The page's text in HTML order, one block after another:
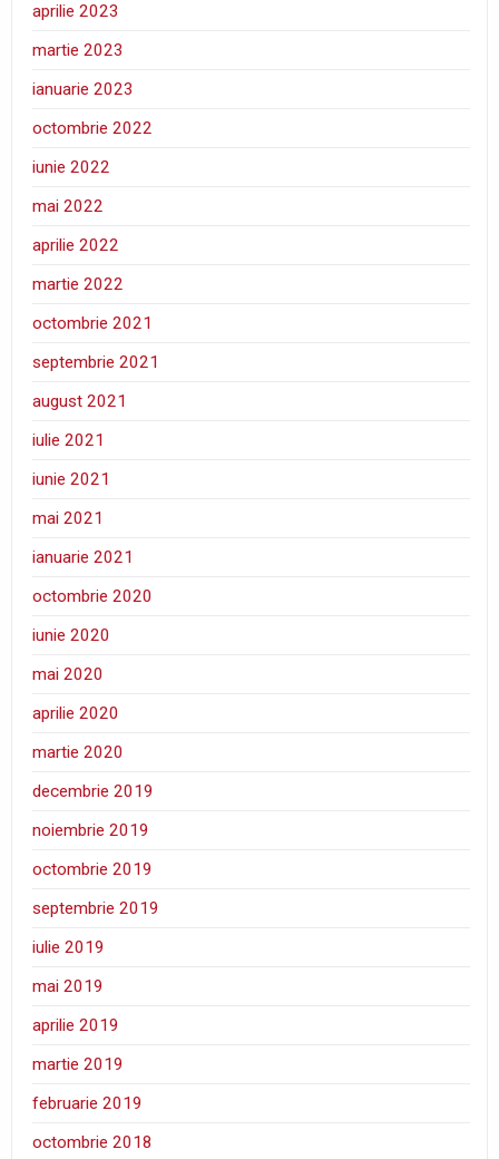
aprilie 2023
martie 2023
ianuarie 2023
octombrie 2022
iunie 2022
mai 2022
aprilie 2022
martie 2022
octombrie 2021
septembrie 2021
august 2021
iulie 2021
iunie 2021
mai 2021
ianuarie 2021
octombrie 2020
iunie 2020
mai 2020
aprilie 2020
martie 2020
decembrie 2019
noiembrie 2019
octombrie 2019
septembrie 2019
iulie 2019
mai 2019
aprilie 2019
martie 2019
februarie 2019
octombrie 2018